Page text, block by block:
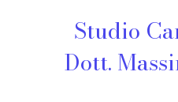
Studio
Dott.